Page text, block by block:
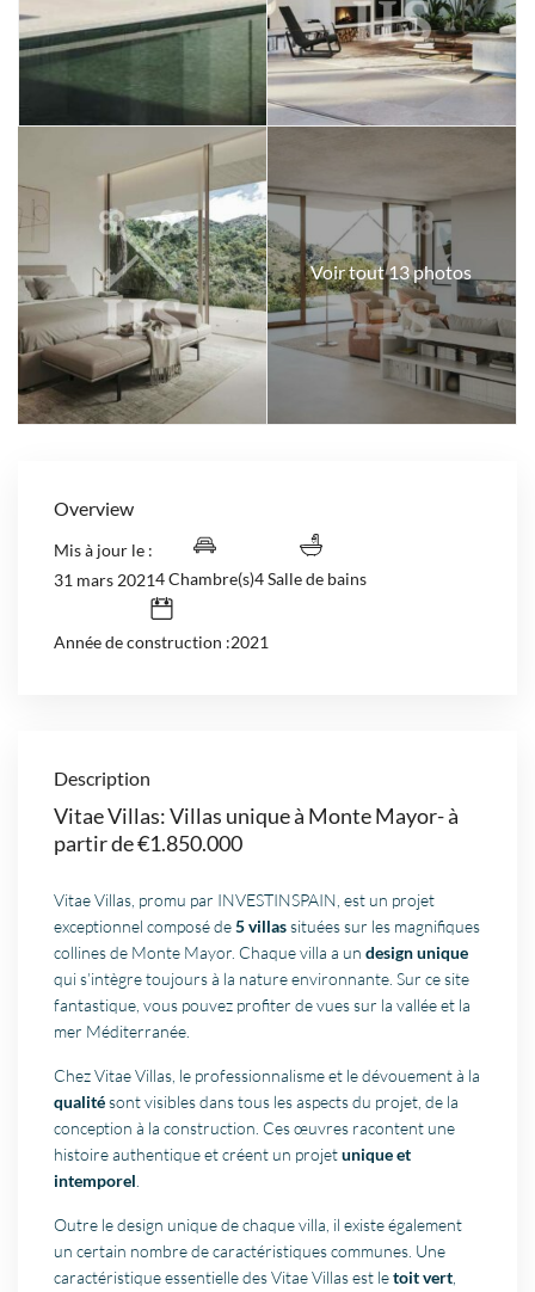
Voir tout 13 photos
Overview
Mis à jour le :
31 mars 20214 Chambre(s)4 Salle de bains
Année de construction :2021
Description
Vitae Villas: Villas unique à Monte Mayor- à
partir de €1.850.000
Vitae Villas, promu par INVESTINSPAIN, est un projet
exceptionnel composé de5 villassituées sur les magnifiques
collines de Monte Mayor. Chaque villa a undesign unique
qui s’intègre toujours à la nature environnante. Sur ce site
fantastique, vous pouvez profiter de vues sur la vallée et la
mer Méditerranée.
Chez Vitae Villas, le professionnalisme et le dévouement à la
qualitésont visibles dans tous les aspects du projet, de la
conception à la construction. Ces œuvres racontent une
histoire authentique et créent un projetunique et
intemporel
Outre le design unique de chaque villa, il existe également
un certain nombre de caractéristiques communes. Une
caractéristique essentielle des Vitae Villas est letoit vert